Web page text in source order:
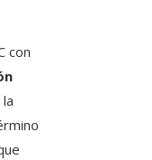
con
la